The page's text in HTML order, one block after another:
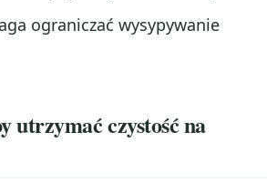
ograniczać wysypywanie
utrzymać czystość na